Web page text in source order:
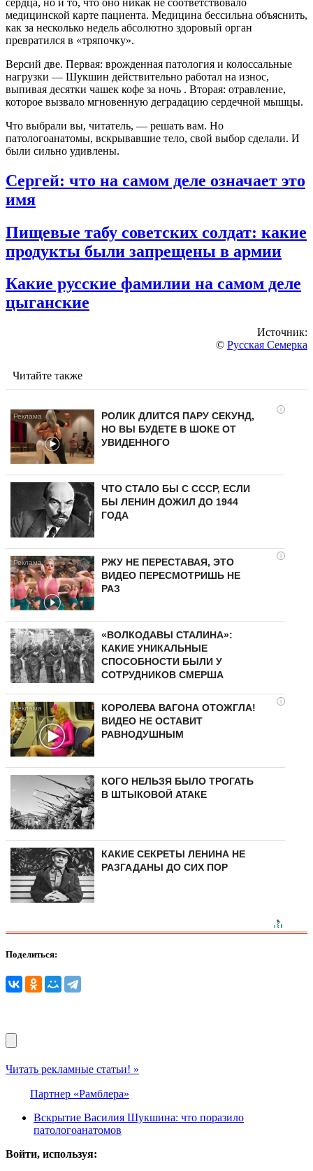
медицинской карте пациента. Медицина бессильна объяснить,
как за несколько недель абсолютно здоровый орган
превратился в «тряпочку».
Версий две. Первая: врожденная патология и колоссальные
нагрузки — Шукшин действительно работал на износ,
выпивая десятки чашек кофе за ночь . Вторая: отравление,
которое вызвало мгновенную деградацию сердечной мышцы.
Что выбрали вы, читатель, — решать вам. Но
патологоанатомы, вскрывавшие тело, свой выбор сделали. И
были сильно удивлены.
Сергей: что на самом деле означает это
имя
Пищевые табу советских солдат: какие
продукты были запрещены в армии
Какие русские фамилии на самом деле
цыганские
Источник:
© Русская Семерка
Читайте также
i
РОЛИК ДЛИТСЯ ПАРУ СЕКУНД,
НО ВЫ БУДЕТЕ В ШОКЕ ОТ
УВИДЕННОГО
ЧТО СТАЛО БЫ С СССР, ЕСЛИ
БЫ ЛЕНИН ДОЖИЛ ДО 1944
ГОДА
i
РЖУ НЕ ПЕРЕСТАВАЯ, ЭТО
ВИДЕО ПЕРЕСМОТРИШЬ НЕ
РАЗ
«ВОЛКОДАВЫ СТАЛИНА»:
КАКИЕ УНИКАЛЬНЫЕ
СПОСОБНОСТИ БЫЛИ У
СОТРУДНИКОВ СМЕРША
i
КОРОЛЕВА ВАГОНА ОТОЖГЛА!
ВИДЕО НЕ ОСТАВИТ
РАВНОДУШНЫМ
КОГО НЕЛЬЗЯ БЫЛО ТРОГАТЬ
В ШТЫКОВОЙ АТАКЕ
КАКИЕ СЕКРЕТЫ ЛЕНИНА НЕ
РАЗГАДАНЫ ДО СИХ ПОР
Поделиться:
Читать рекламные статьи! »
Партнер «Рамблера»
Вскрытие Василия Шукшина: что поразило
патологоанатомов
Войти, используя: